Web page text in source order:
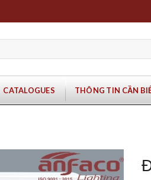
CATALOGUES THÔNG TIN CẦN